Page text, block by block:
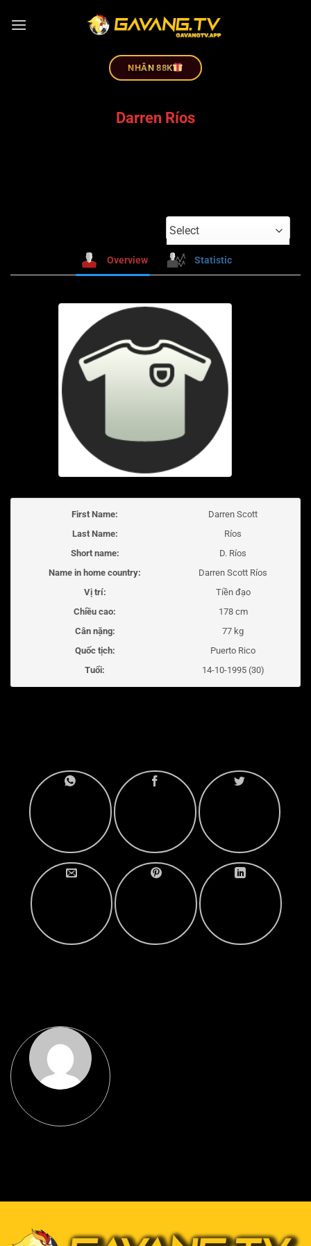
NHÂN 88K
Darren Ríos
Select
Overview Statistic
First Name:
Darren Scott
Last Name:
Ríos
Short name:
D. Ríos
Name in home country:
Darren Scott Ríos
Vị trí:
Tiền đạo
Chiều cao:
178 cm
Cân nặng:
77 kg
Quốc tịch:
Puerto Rico
Tuổi:
14-10-1995 (30)